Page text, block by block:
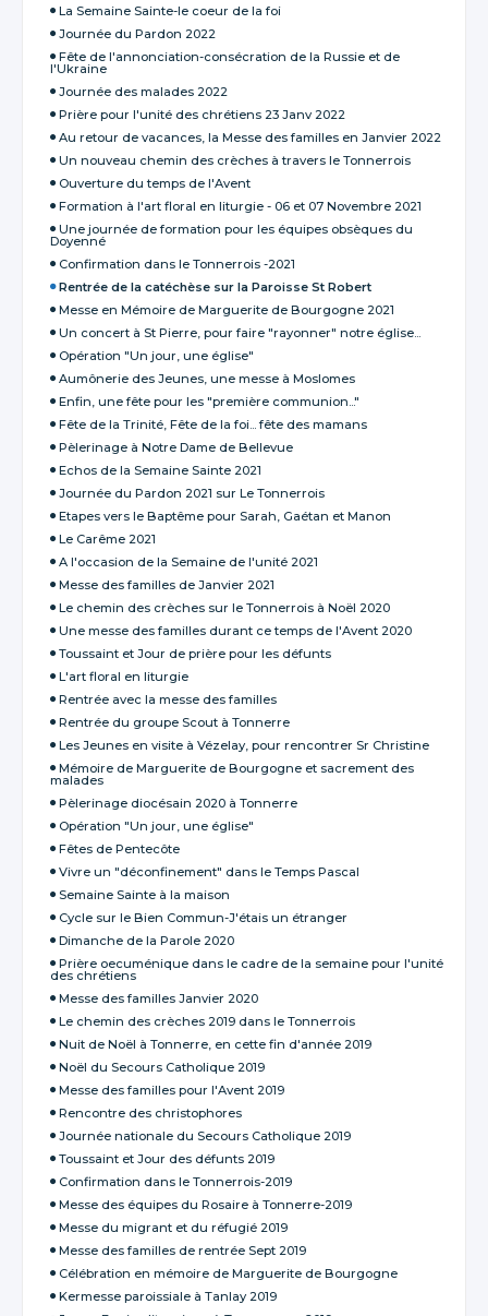
La Semaine Sainte-le coeur de la foi
Journée du Pardon 2022
Fête de l'annonciation-consécration de la Russie et de
l'Ukraine
Journée des malades 2022
Prière pour l'unité des chrétiens 23 Janv 2022
Au retour de vacances, la Messe des familles en Janvier 2022
Un nouveau chemin des crèches à travers le Tonnerrois
Ouverture du temps de l'Avent
Formation à l'art floral en liturgie - 06 et 07 Novembre 2021
Une journée de formation pour les équipes obsèques du
Doyenné
Confirmation dans le Tonnerrois -2021
Rentrée de la catéchèse sur la Paroisse St Robert
Messe en Mémoire de Marguerite de Bourgogne 2021
Un concert à St Pierre, pour faire "rayonner" notre église...
Opération "Un jour, une église"
Aumônerie des Jeunes, une messe à Moslomes
Enfin, une fête pour les "première communion..."
Fête de la Trinité, Fête de la foi... fête des mamans
Pèlerinage à Notre Dame de Bellevue
Echos de la Semaine Sainte 2021
Journée du Pardon 2021 sur Le Tonnerrois
Etapes vers le Baptême pour Sarah, Gaétan et Manon
Le Carême 2021
A l'occasion de la Semaine de l'unité 2021
Messe des familles de Janvier 2021
Le chemin des crèches sur le Tonnerrois à Noël 2020
Une messe des familles durant ce temps de l'Avent 2020
Toussaint et Jour de prière pour les défunts
L'art floral en liturgie
Rentrée avec la messe des familles
Rentrée du groupe Scout à Tonnerre
Les Jeunes en visite à Vézelay, pour rencontrer Sr Christine
Mémoire de Marguerite de Bourgogne et sacrement des
malades
Pèlerinage diocésain 2020 à Tonnerre
Opération "Un jour, une église"
Fêtes de Pentecôte
Vivre un "déconfinement" dans le Temps Pascal
Semaine Sainte à la maison
Cycle sur le Bien Commun-J'étais un étranger
Dimanche de la Parole 2020
Prière oecuménique dans le cadre de la semaine pour l'unité
des chrétiens
Messe des familles Janvier 2020
Le chemin des crèches 2019 dans le Tonnerrois
Nuit de Noël à Tonnerre, en cette fin d'année 2019
Noël du Secours Catholique 2019
Messe des familles pour l'Avent 2019
Rencontre des christophores
Journée nationale du Secours Catholique 2019
Toussaint et Jour des défunts 2019
Confirmation dans le Tonnerrois-2019
Messe des équipes du Rosaire à Tonnerre-2019
Messe du migrant et du réfugié 2019
Messe des familles de rentrée Sept 2019
Célébration en mémoire de Marguerite de Bourgogne
Kermesse paroissiale à Tanlay 2019